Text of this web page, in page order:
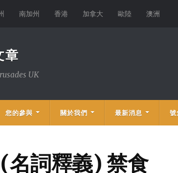
南加州 香港 加拿大 歐陸 澳洲
章
UK
您的參與 關於我們 最新消息 號
名詞釋義) 禁食